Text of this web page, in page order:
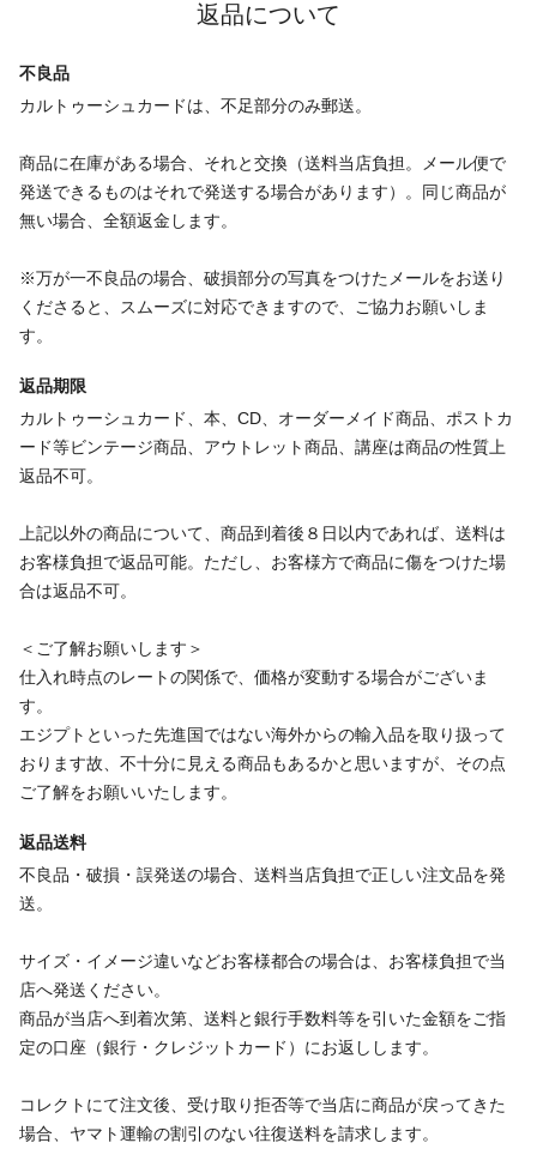
返品について
不良品
カルトゥーシュカードは、不足部分のみ郵送。
商品に在庫がある場合、それと交換（送料当店負担。メール便で
発送できるものはそれで発送する場合があります）。同じ商品が
無い場合、全額返金します。
※万が一不良品の場合、破損部分の写真をつけたメールをお送り
くださると、スムーズに対応できますので、ご協力お願いしま
す。
返品期限
カルトゥーシュカード、本、CD、オーダーメイド商品、ポストカ
ード等ビンテージ商品、アウトレット商品、講座は商品の性質上
返品不可。
上記以外の商品について、商品到着後８日以内であれば、送料は
お客様負担で返品可能。ただし、お客様方で商品に傷をつけた場
合は返品不可。
＜ご了解お願いします＞
仕入れ時点のレートの関係で、価格が変動する場合がございま
す。
エジプトといった先進国ではない海外からの輸入品を取り扱って
おります故、不十分に見える商品もあるかと思いますが、その点
ご了解をお願いいたします。
返品送料
不良品・破損・誤発送の場合、送料当店負担で正しい注文品を発
送。
サイズ・イメージ違いなどお客様都合の場合は、お客様負担で当
店へ発送ください。
商品が当店へ到着次第、送料と銀行手数料等を引いた金額をご指
定の口座（銀行・クレジットカード）にお返しします。
コレクトにて注文後、受け取り拒否等で当店に商品が戻ってきた
場合、ヤマト運輸の割引のない往復送料を請求します。